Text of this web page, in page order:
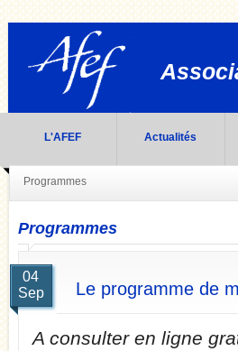
L'AFEF Actualités
Programmes
Programmes
04
Sep
Le programme de
A consulter en ligne